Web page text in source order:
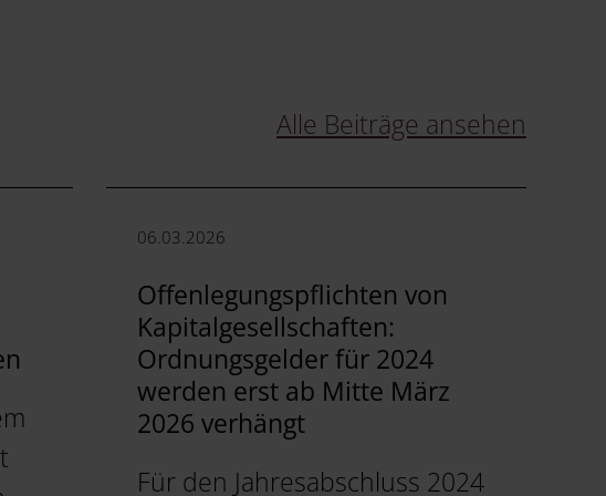
Alle Beiträge ansehen
06.03.2026
Offenlegungspflichten von
Kapitalgesellschaften:
Ordnungsgelder für 2024
werden erst ab Mitte März
2026 verhängt
Für den Jahresabschluss 2024